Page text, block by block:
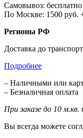
Самовывоз:
По Москве: 1500 руб.
Регионы РФ
Доставка до
Подробнее
– Наличными или
– Безналичная оплата
При заказе до 10
Вы всегда можете